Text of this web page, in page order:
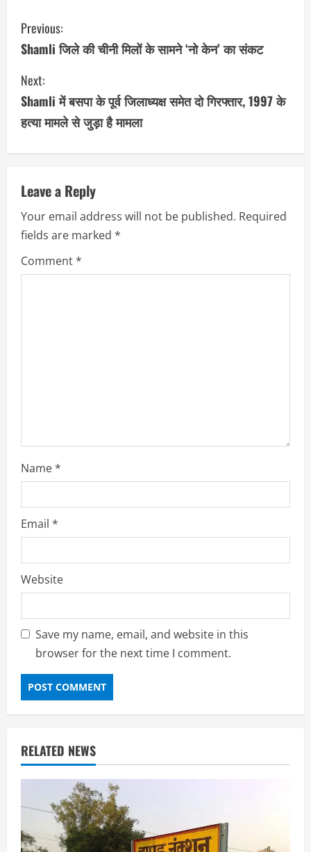
C
o
n
t
i
u
e
R
e
Previous:
Shamli जिले की चीनी मिलों के सामने ‘नो केन’ का संकट
Next:
Shamli में बसपा के पूर्व जिलाध्यक्ष समेत दो गिरफ्तार, 1997 के
हत्या मामले से जुड़ा है मामला
Leave a Reply
Your email address will not be published. Required
fields are marked *
Comment*
Name*
Email *
Website
Save my name, email, and website in this
browser for the next time I comment.
RELATED NEWS